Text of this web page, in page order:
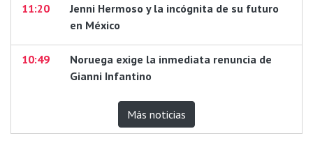
11:20
Jenni Hermoso y la incógnita de su futuro
en México
10:49
Noruega exige la inmediata renuncia de
Gianni Infantino
Más noticias